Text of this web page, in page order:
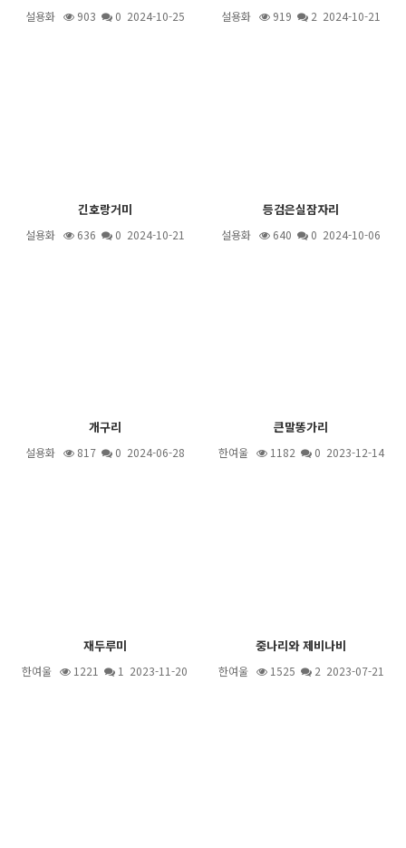
설용화 903 0 2024-10-25 설용화 919 2 2024-10-21
긴호랑거미
설용화 636 0 2024-10-21
등검은실잠자리
설용화 640 0 2024-10-06
개구리
설용화 817 0 2024-06-28
큰말똥가리
한여울 1182 0 2023-12-14
재두루미
한여울 1221 1 2023-11-20
중나리와 제비나비
한여울 1525 2 2023-07-21